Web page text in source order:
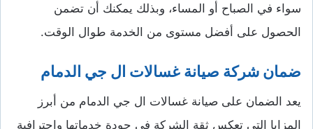
سواء في الصباح أو المساء، وبذلك يمكنك أن تضمن
الحصول على أفضل مستوى من الخدمة طوال الوقت.
ضمان شركة صيانة غسالات ال جي الدمام
يعد الضمان على صيانة غسالات ال جي الدمام من أبرز
المزايا التي تعكس ثقة الشركة في جودة خدماتها واحترافية